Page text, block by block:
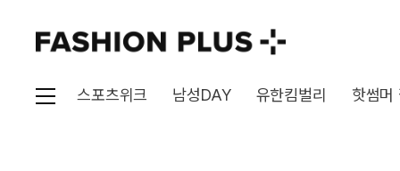
스포츠위크 남성DAY 유한킴벌리 핫썸머